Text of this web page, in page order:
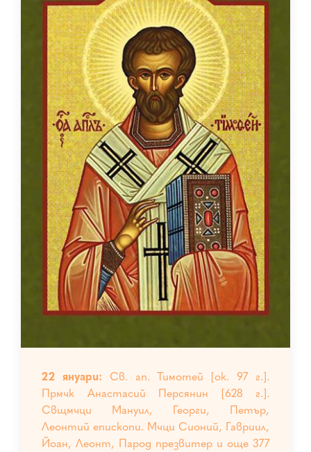
22 януари: Св. ап. Тимотей [ок. 97 г.].
Прмчк Анастасий Персянин [628 г.].
Свщмчци Мануил, Георги, Петър,
Леонтий епископи. Мчци Сионий, Гавриил,
Йоан, Леонт, Парод презвитер и още 377